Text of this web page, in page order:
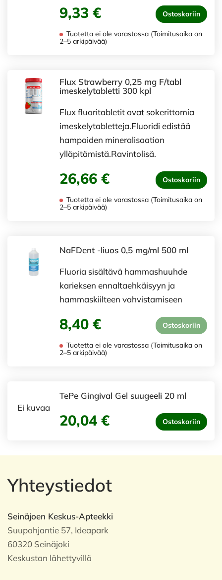
9,33 € Ostoskoriin
Tuotetta ei ole varastossa (Toimitusaika on
2–5 arkipäivää)
Flux Strawberry 0,25 mg F/tabl
imeskelytabletti 300 kpl
Flux fluoritabletit ovat sokerittomia
imeskelytabletteja.Fluoridi edistää
hampaiden mineralisaation
ylläpitämistä.Ravintolisä.
26,66 € Ostoskoriin
Tuotetta ei ole varastossa (Toimitusaika on
2–5 arkipäivää)
NaFDent -liuos 0,5 mg/ml 500 ml
Fluoria sisältävä hammashuuhde
karieksen ennaltaehkäisyyn ja
hammaskiilteen vahvistamiseen
8,40 € Ostoskoriin
Tuotetta ei ole varastossa (Toimitusaika on
2–5 arkipäivää)
Ei kuvaa
TePe Gingival Gel suugeeli 20 ml
20,04 € Ostoskoriin
Yhteystiedot
Seinäjoen Keskus-Apteekki
Suupohjantie 57, Ideapark
60320 Seinäjoki
Keskustan lähettyvillä